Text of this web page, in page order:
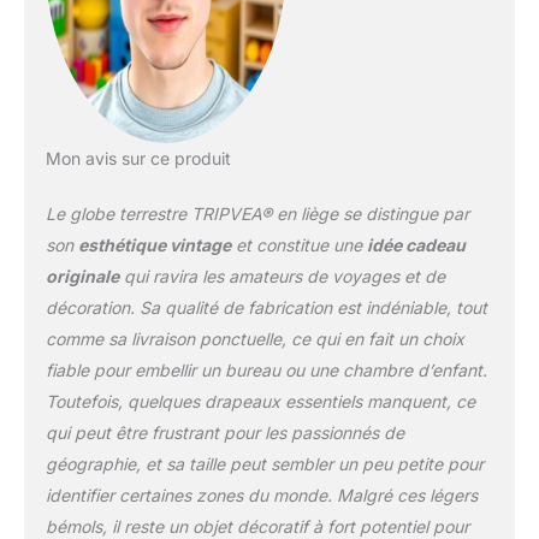
idéal pour les
explorateurs, que ce
soient des passionnés
d’aventures ou des
crémaillère, noël,
anniversaire ou encore
de mariage original pour
les couples planifiant leur
voyage de noces.
OUTIL DÉCORATIF:
Tripvea peut être
l’accessoire parfait pour
objet en liège, bois ou
carton. C’est un article
original qui
perfectionnera vos
Mon avis sur ce produit
Le globe terrestre TRIPVEA® en liège se distingue par
son esthétique vintageet constitue une idée cadeau
originalequi ravira les amateurs de voyages et de
décoration. Sa qualité de fabrication est indéniable, tout
comme sa livraison ponctuelle, ce qui en fait un choix
fiable pour embellir un bureau ou une chambre d’enfant.
Toutefois, quelques drapeaux essentiels manquent, ce
qui peut être frustrant pour les passionnés de
géographie, et sa taille peut sembler un peu petite pour
identifier certaines zones du monde. Malgré ces légers
bémols, il reste un objet décoratif à fort potentiel pour